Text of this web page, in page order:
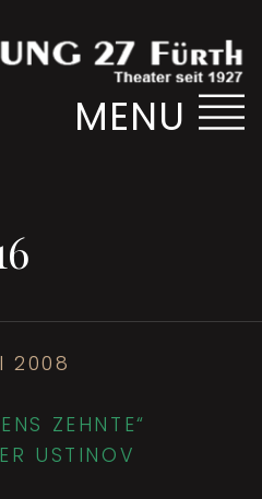
MENU
2008
ZEHNTE“
USTINOV